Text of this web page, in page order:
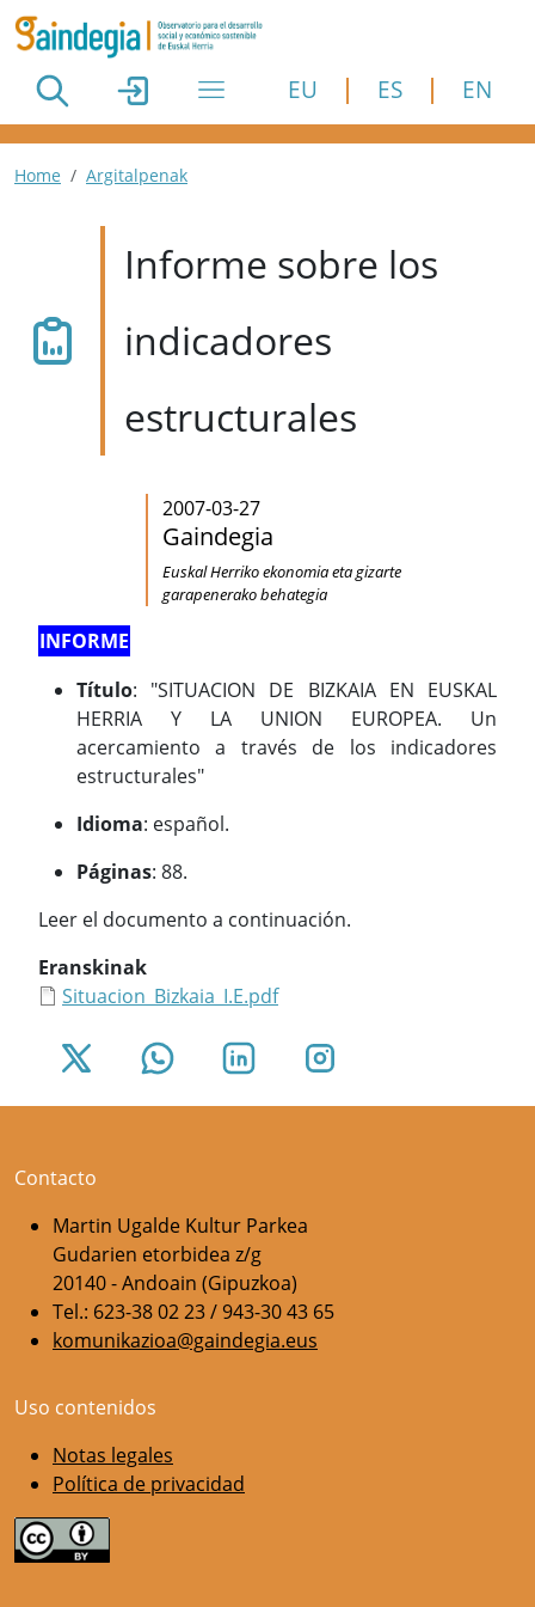
Pasar al contenido principal
EU ES EN
Ruta de navegación
Home Argitalpenak
Informe sobre los
indicadores
estructurales
2007-03-27
Gaindegia
Euskal Herriko ekonomia eta gizarte
garapenerako behategia
INFORME
Título: "SITUACION DE BIZKAIA EN EUSKAL
HERRIA Y LA UNION EUROPEA. Un
acercamiento a través de los indicadores
estructurales"
Idioma: español.
Páginas: 88.
Leer el documento a continuación.
Eranskinak
Situacion_Bizkaia_I.E.pdf
Contacto
Martin Ugalde Kultur Parkea
Gudarien etorbidea z/g
20140 - Andoain (Gipuzkoa)
Tel.: 623-38 02 23 / 943-30 43 65
komunikazioa@gaindegia.eus
Uso contenidos
Notas legales
Política de privacidad